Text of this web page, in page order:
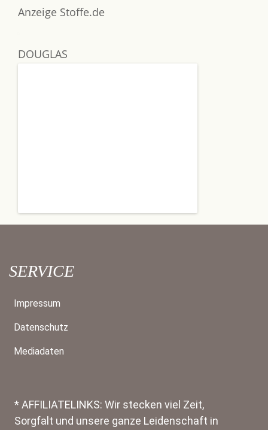
Anzeige Stoffe.de
DOUGLAS
SERVICE
Impressum
Datenschutz
Mediadaten
* AFFILIATELINKS: Wir stecken viel Zeit,
Sorgfalt und unsere ganze Leidenschaft in